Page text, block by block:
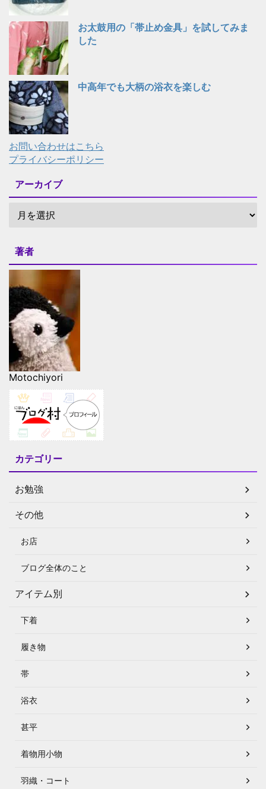
お太鼓用の「帯止め金具」を試してみま
した
中高年でも大柄の浴衣を楽しむ
お問い合わせはこちら
プライバシーポリシー
アーカイブ
著者
Motochiyori
カテゴリー
お勉強
その他
お店
ブログ全体のこと
アイテム別
下着
履き物
帯
浴衣
甚平
着物用小物
羽織・コート